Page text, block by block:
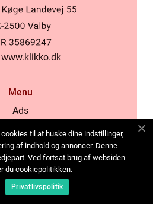
www.klikko.dk
Menu
Ads
Cookies
Contact
Sitemap
til at huske dine indstillinger,
af indhold og annoncer. Denne
Ved fortsat brug af websiden
du cookiepolitikken.
Privatlivspolitik